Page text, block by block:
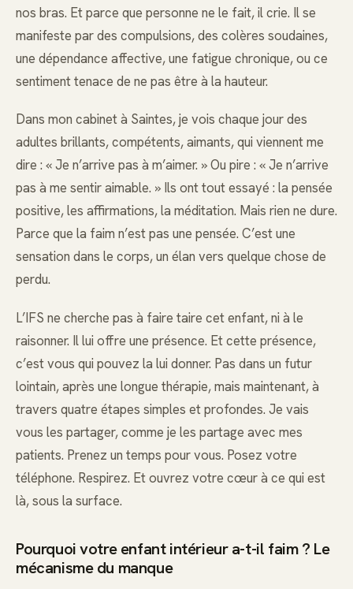
nos bras. Et parce que personne ne le fait, il crie. Il se
manifeste par des compulsions, des colères soudaines,
une dépendance affective, une fatigue chronique, ou ce
sentiment tenace de ne pas être à la hauteur.
Dans mon cabinet à Saintes, je vois chaque jour des
adultes brillants, compétents, aimants, qui viennent me
dire : « Je n’arrive pas à m’aimer. » Ou pire : « Je n’arrive
pas à me sentir aimable. » Ils ont tout essayé : la pensée
positive, les affirmations, la méditation. Mais rien ne dure.
Parce que la faim n’est pas une pensée. C’est une
sensation dans le corps, un élan vers quelque chose de
perdu.
L’IFS ne cherche pas à faire taire cet enfant, ni à le
raisonner. Il lui offre une présence. Et cette présence,
c’est vous qui pouvez la lui donner. Pas dans un futur
lointain, après une longue thérapie, mais maintenant, à
travers quatre étapes simples et profondes. Je vais
vous les partager, comme je les partage avec mes
patients. Prenez un temps pour vous. Posez votre
téléphone. Respirez. Et ouvrez votre cœur à ce qui est
là, sous la surface.
Pourquoi votre enfant intérieur a-t-il faim ? Le
mécanisme du manque